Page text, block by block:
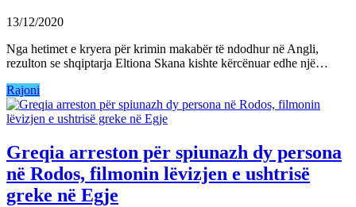
13/12/2020
Nga hetimet e kryera për krimin makabër të ndodhur në Angli,
rezulton se shqiptarja Eltiona Skana kishte kërcënuar edhe një…
Rajoni
Greqia arreston për spiunazh dy persona
në Rodos, filmonin lëvizjen e ushtrisë
greke në Egje